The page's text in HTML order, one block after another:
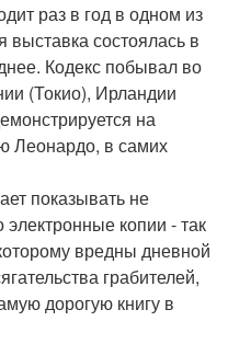
раз в год в одном из
состоялась в
Кодекс побывал во
(Токио), Ирландии
на
Леонардо, в самих
показывать не
копии - так
вредны дневной
грабителей,
дорогую книгу в